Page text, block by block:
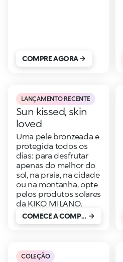
COMPRE AGORA
LANÇAMENTO RECENTE
Sun kissed, skin
loved
Uma pele bronzeada e
protegida todos os
dias: para desfrutar
apenas do melhor do
sol, na praia, na cidade
ou na montanha, opte
pelos produtos solares
da KIKO MILANO.
COMECE A COMPRAR
COLEÇÃO